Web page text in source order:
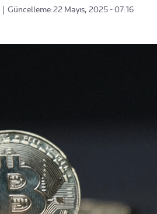
Güncelleme:22 Mayıs, 2025 - 07:16